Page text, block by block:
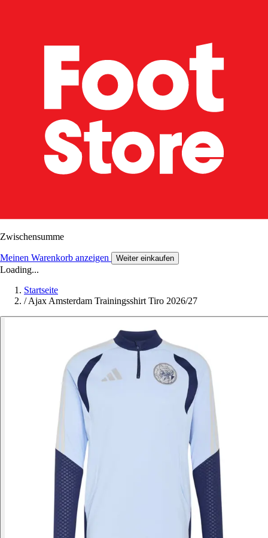
Zwischensumme
Meinen Warenkorb anzeigen Weiter einkaufen
Loading...
Startseite
/ Ajax Amsterdam Trainingsshirt Tiro 2026/27